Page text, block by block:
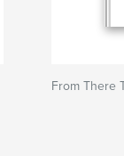
From There